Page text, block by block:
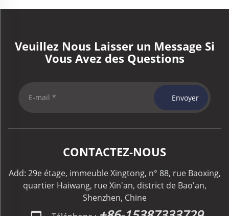
Veuillez Nous Laisser un Message Si
Vous Avez des Questions
Envoyer
CONTACTEZ-NOUS
Add: 29e étage, immeuble Xingtong, n° 88, rue Baoxing,
quartier Haiwang, rue Xin'an, district de Bao'an,
Shenzhen, Chine